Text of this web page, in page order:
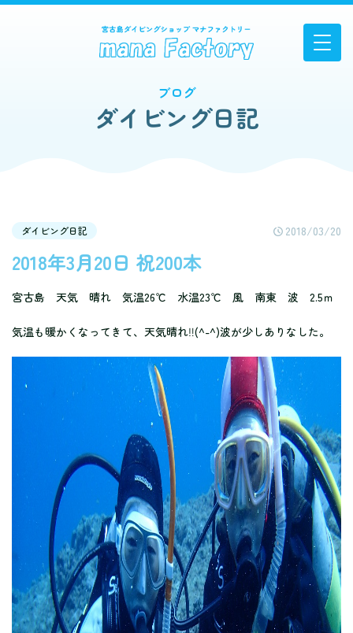
ブログ
ダイビング日記
ダイビング日記 2018/03/20
2018年3月20日 祝200本
宮古島 天気 晴れ 気温26℃ 水温23℃ 風 南東 波 2.5ｍ
気温も暖かくなってきて、天気晴れ‼(^-^)波が少しありなした。